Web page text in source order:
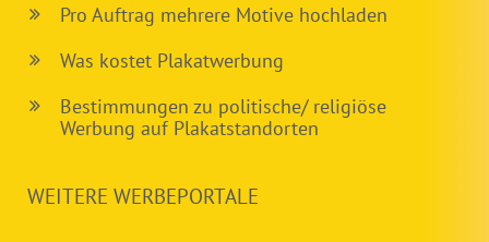
Pro Auftrag mehrere Motive hochladen
Was kostet Plakatwerbung
Bestimmungen zu politische/ religiöse
Werbung auf Plakatstandorten
WEITERE WERBEPORTALE